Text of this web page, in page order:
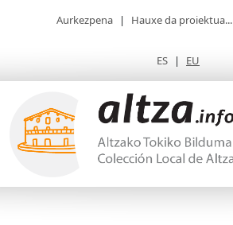
Aurkezpena | Hauxe da proiektua...
ES | EU